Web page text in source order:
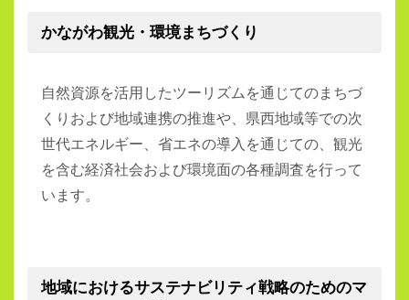
かながわ観光・環境まちづくり
自然資源を活用したツーリズムを通じてのまちづ
くりおよび地域連携の推進や、県西地域等での次
世代エネルギー、省エネの導入を通じての、観光
を含む経済社会および環境面の各種調査を行って
います。
地域におけるサステナビリティ戦略のためのマ